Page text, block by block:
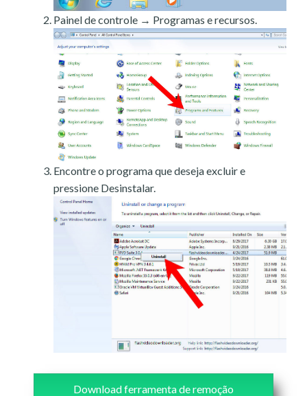
Painel de controle → Programas e recursos.
Encontre o programa que deseja excluir e
pressione Desinstalar.
Download ferramenta de remoção